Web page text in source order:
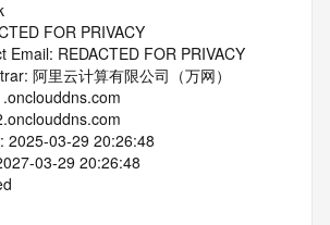
FOR PRIVACY
Email: REDACTED FOR PRIVACY
阿里云计算有限公司（万网）
2025-03-29 20:26:48
03-29 20:26:48